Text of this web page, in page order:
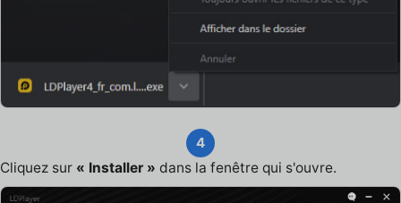
4
Cliquez sur « Installer » dans la fenêtre qui s'ouvre.